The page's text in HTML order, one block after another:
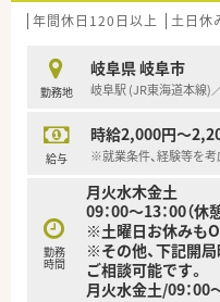
年間休日120日以上 土日休
勤務地
岐阜県 岐阜市
岐阜駅 (JR東海道本線)
給与
時給2,000円～
※就業条件、経験等を考
勤務
時間
月火水木金土
09：00～13：00（休
※土曜日お休みも
※その他、下記開局
ご相談可能です。
月火水金土/09：00